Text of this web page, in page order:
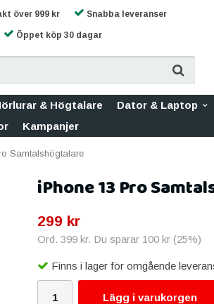
över 999 kr Snabba leveranser
Öppet köp 30 dagar
& Högtalare Dator & Laptop
Kampanjer
Samtalshögtalare
iPhone 13 Pro
299 kr
Ord. 399 kr. Du sparar 100 kr(25%)
Finns i lager för omgående
Lägg i varukorgen